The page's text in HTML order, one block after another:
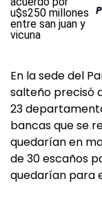
En la sede del
salteño precisó
23
bancas que se
quedarían en
de 30 escaños
quedarían para